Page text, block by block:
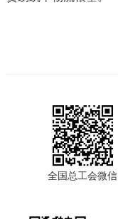
全国总工会微信